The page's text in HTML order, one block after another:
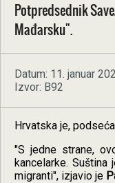
Potpredsednik
Mađarsku".
Datum: 11. januar
Izvor: B92
Hrvatska je,
"S jedne strane,
kancelarke.
migranti", izjavio je